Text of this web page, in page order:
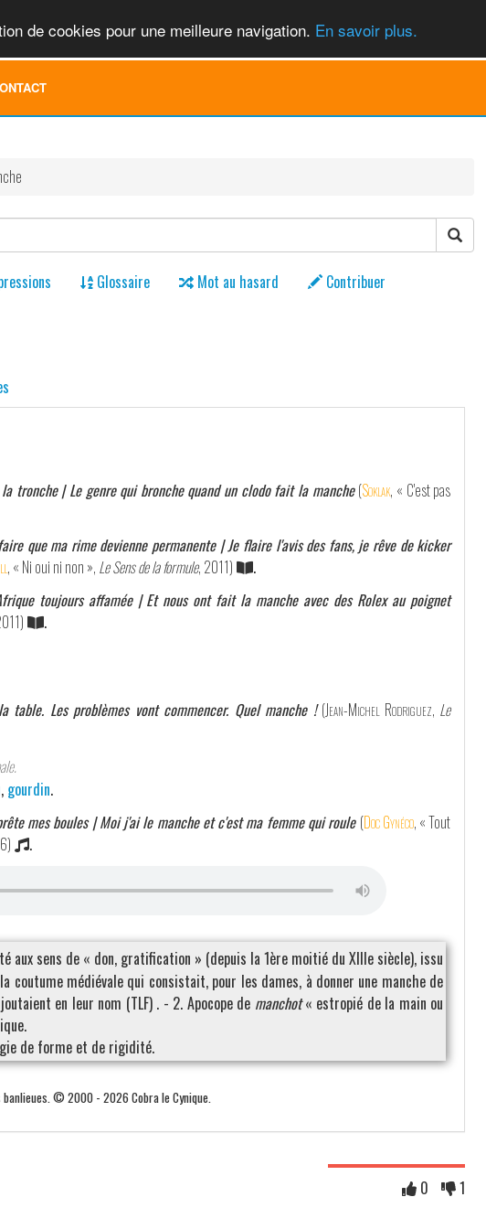
de cookies pour une meilleure navigation. En savoir plus.
Glossaire Mot au hasard Contribuer
tronche | Le genre qui bronche quand un clodo fait la manche (Soklak, « C'est pas
que ma rime devienne permanente | Je flaire l'avis des fans, je rêve de kicker
, « Ni oui ni non », Le Sens de la formule, 2011)
.
toujours affamée | Et nous ont fait la manche avec des Rolex au poignet
.
Les problèmes vont commencer. Quel manche ! (Jean-Michel Rodriguez, Le
, gourdin.
mes boules | Moi j'ai le manche et c'est ma femme qui roule (Doc Gynéco, « Tout
.
aux sens de « don, gratification » (depuis la 1ère moitié du XIIIe siècle), issu
coutume médiévale qui consistait, pour les dames, à donner une manche de
en leur nom (TLF) . - 2. Apocope de manchot« estropié de la main ou
de forme et de rigidité.
banlieues. © 2000 - 2026 Cobra le Cynique.
0 1